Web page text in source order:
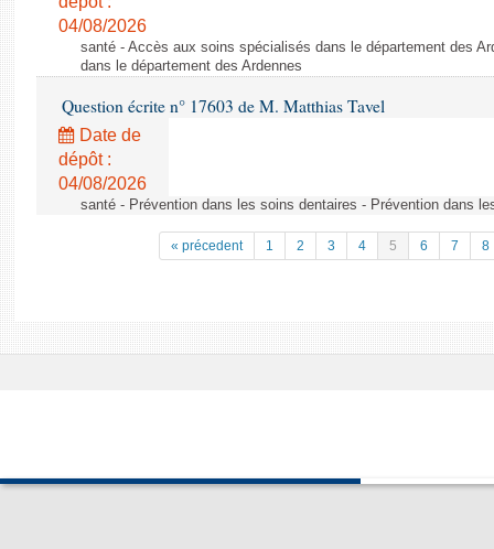
04/08/2026
santé - Accès aux soins spécialisés dans le département des
dans le département des Ardennes
Question écrite n° 17603 de M. Matthias Tavel
Date de
dépôt :
04/08/2026
santé - Prévention dans les soins dentaires - Prévention dans
« précedent 1 2 3 4 5 6 7 8